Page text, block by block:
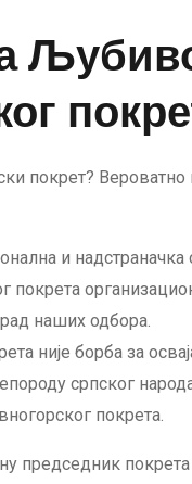
покрет?
и
покрета
наших одбора.
није борба за
српског
покрета.
председник